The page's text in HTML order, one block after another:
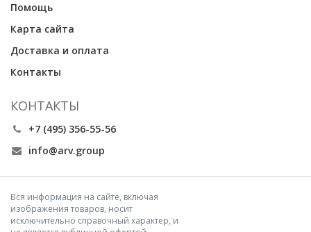
Помощь
Карта сайта
Доставка и оплата
Контакты
КОНТАКТЫ
+7 (495) 356-55-56
info@arv.group
Вся информация на сайте, включая
изображения товаров, носит
исключительно справочный характер, и